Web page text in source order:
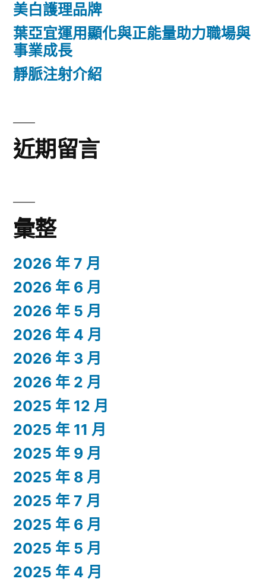
美白護理品牌
葉亞宜運用顯化與正能量助力職場與
事業成長
靜脈注射介紹
近期留言
彙整
2026 年 7 月
2026 年 6 月
2026 年 5 月
2026 年 4 月
2026 年 3 月
2026 年 2 月
2025 年 12 月
2025 年 11 月
2025 年 9 月
2025 年 8 月
2025 年 7 月
2025 年 6 月
2025 年 5 月
2025 年 4 月